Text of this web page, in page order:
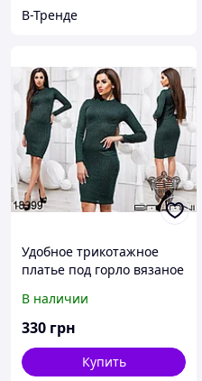
В-Тренде
Удобное трикотажное
платье под горло вязаное
В наличии
330 грн
Купить